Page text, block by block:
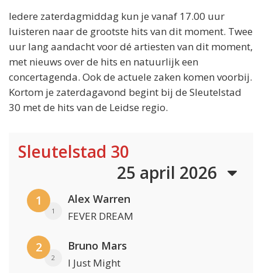
Iedere zaterdagmiddag kun je vanaf 17.00 uur
luisteren naar de grootste hits van dit moment. Twee
uur lang aandacht voor dé artiesten van dit moment,
met nieuws over de hits en natuurlijk een
concertagenda. Ook de actuele zaken komen voorbij.
Kortom je zaterdagavond begint bij de Sleutelstad
30 met de hits van de Leidse regio.
Sleutelstad 30
25 april 2026
1
1
Alex Warren
FEVER DREAM
2
2
Bruno Mars
I Just Might